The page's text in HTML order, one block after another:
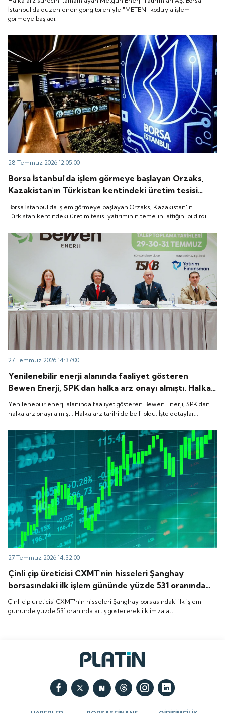
İstanbul'da düzenlenen gong töreniyle "METEN" koduyla işlem
görmeye başladı.
28 Temmuz 2026 12:05:00
Borsa İstanbul'da işlem görmeye başlayan Orzaks,
Kazakistan'ın Türkistan kentindeki üretim tesisi
yatırımının temelini attığını bildirdi.
Borsa İstanbul'da işlem görmeye başlayan Orzaks, Kazakistan'ın
Türkistan kentindeki üretim tesisi yatırımının temelini attığını bildirdi.
27 Temmuz 2026 14:37:00
Yenilenebilir enerji alanında faaliyet gösteren
Bewen Enerji, SPK'dan halka arz onayı almıştı. Halka
arz tarihi de belli oldu. İşte detaylar...
Yenilenebilir enerji alanında faaliyet gösteren Bewen Enerji, SPK'dan
halka arz onayı almıştı. Halka arz tarihi de belli oldu. İşte detaylar...
27 Temmuz 2026 14:32:00
Çinli çip üreticisi CXMT'nin hisseleri Şanghay
borsasındaki ilk işlem gününde yüzde 531 oranında
artış göstererek ilk imza attı.
Çinli çip üreticisi CXMT'nin hisseleri Şanghay borsasındaki ilk işlem
gününde yüzde 531 oranında artış göstererek ilk imza attı.